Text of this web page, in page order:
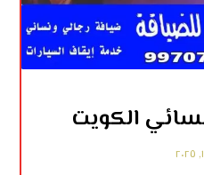
الكويت